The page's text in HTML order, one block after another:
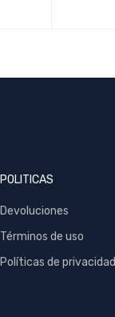
POLITICAS
Devoluciones
Términos de uso
Políticas de privacidad